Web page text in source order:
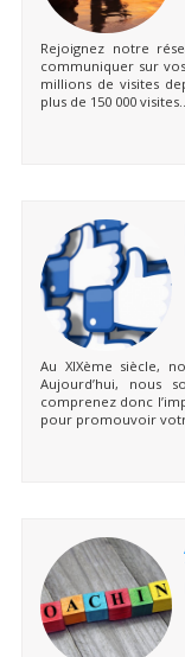
Rejoignez notre
communiquer sur
millions de visites
plus de 150 000
Au XIXème siècle,
Aujourd’hui, nous
comprenez donc
pour promouvoir